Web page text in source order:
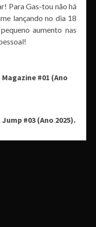
Para Gas-tou não há
lançando no dia 18
aumento nas
#01 (Ano
#03 (Ano 2025).